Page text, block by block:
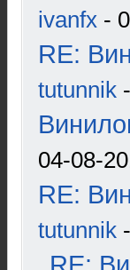
ivanfx -
RE:
tutunnik
04-08-
RE:
tutunnik